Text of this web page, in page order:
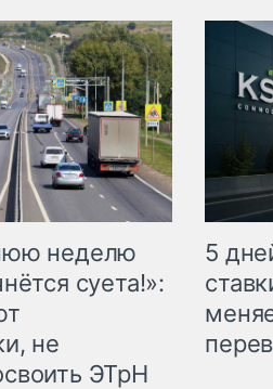
неделю
суета!»:
не
ЭТрН
5